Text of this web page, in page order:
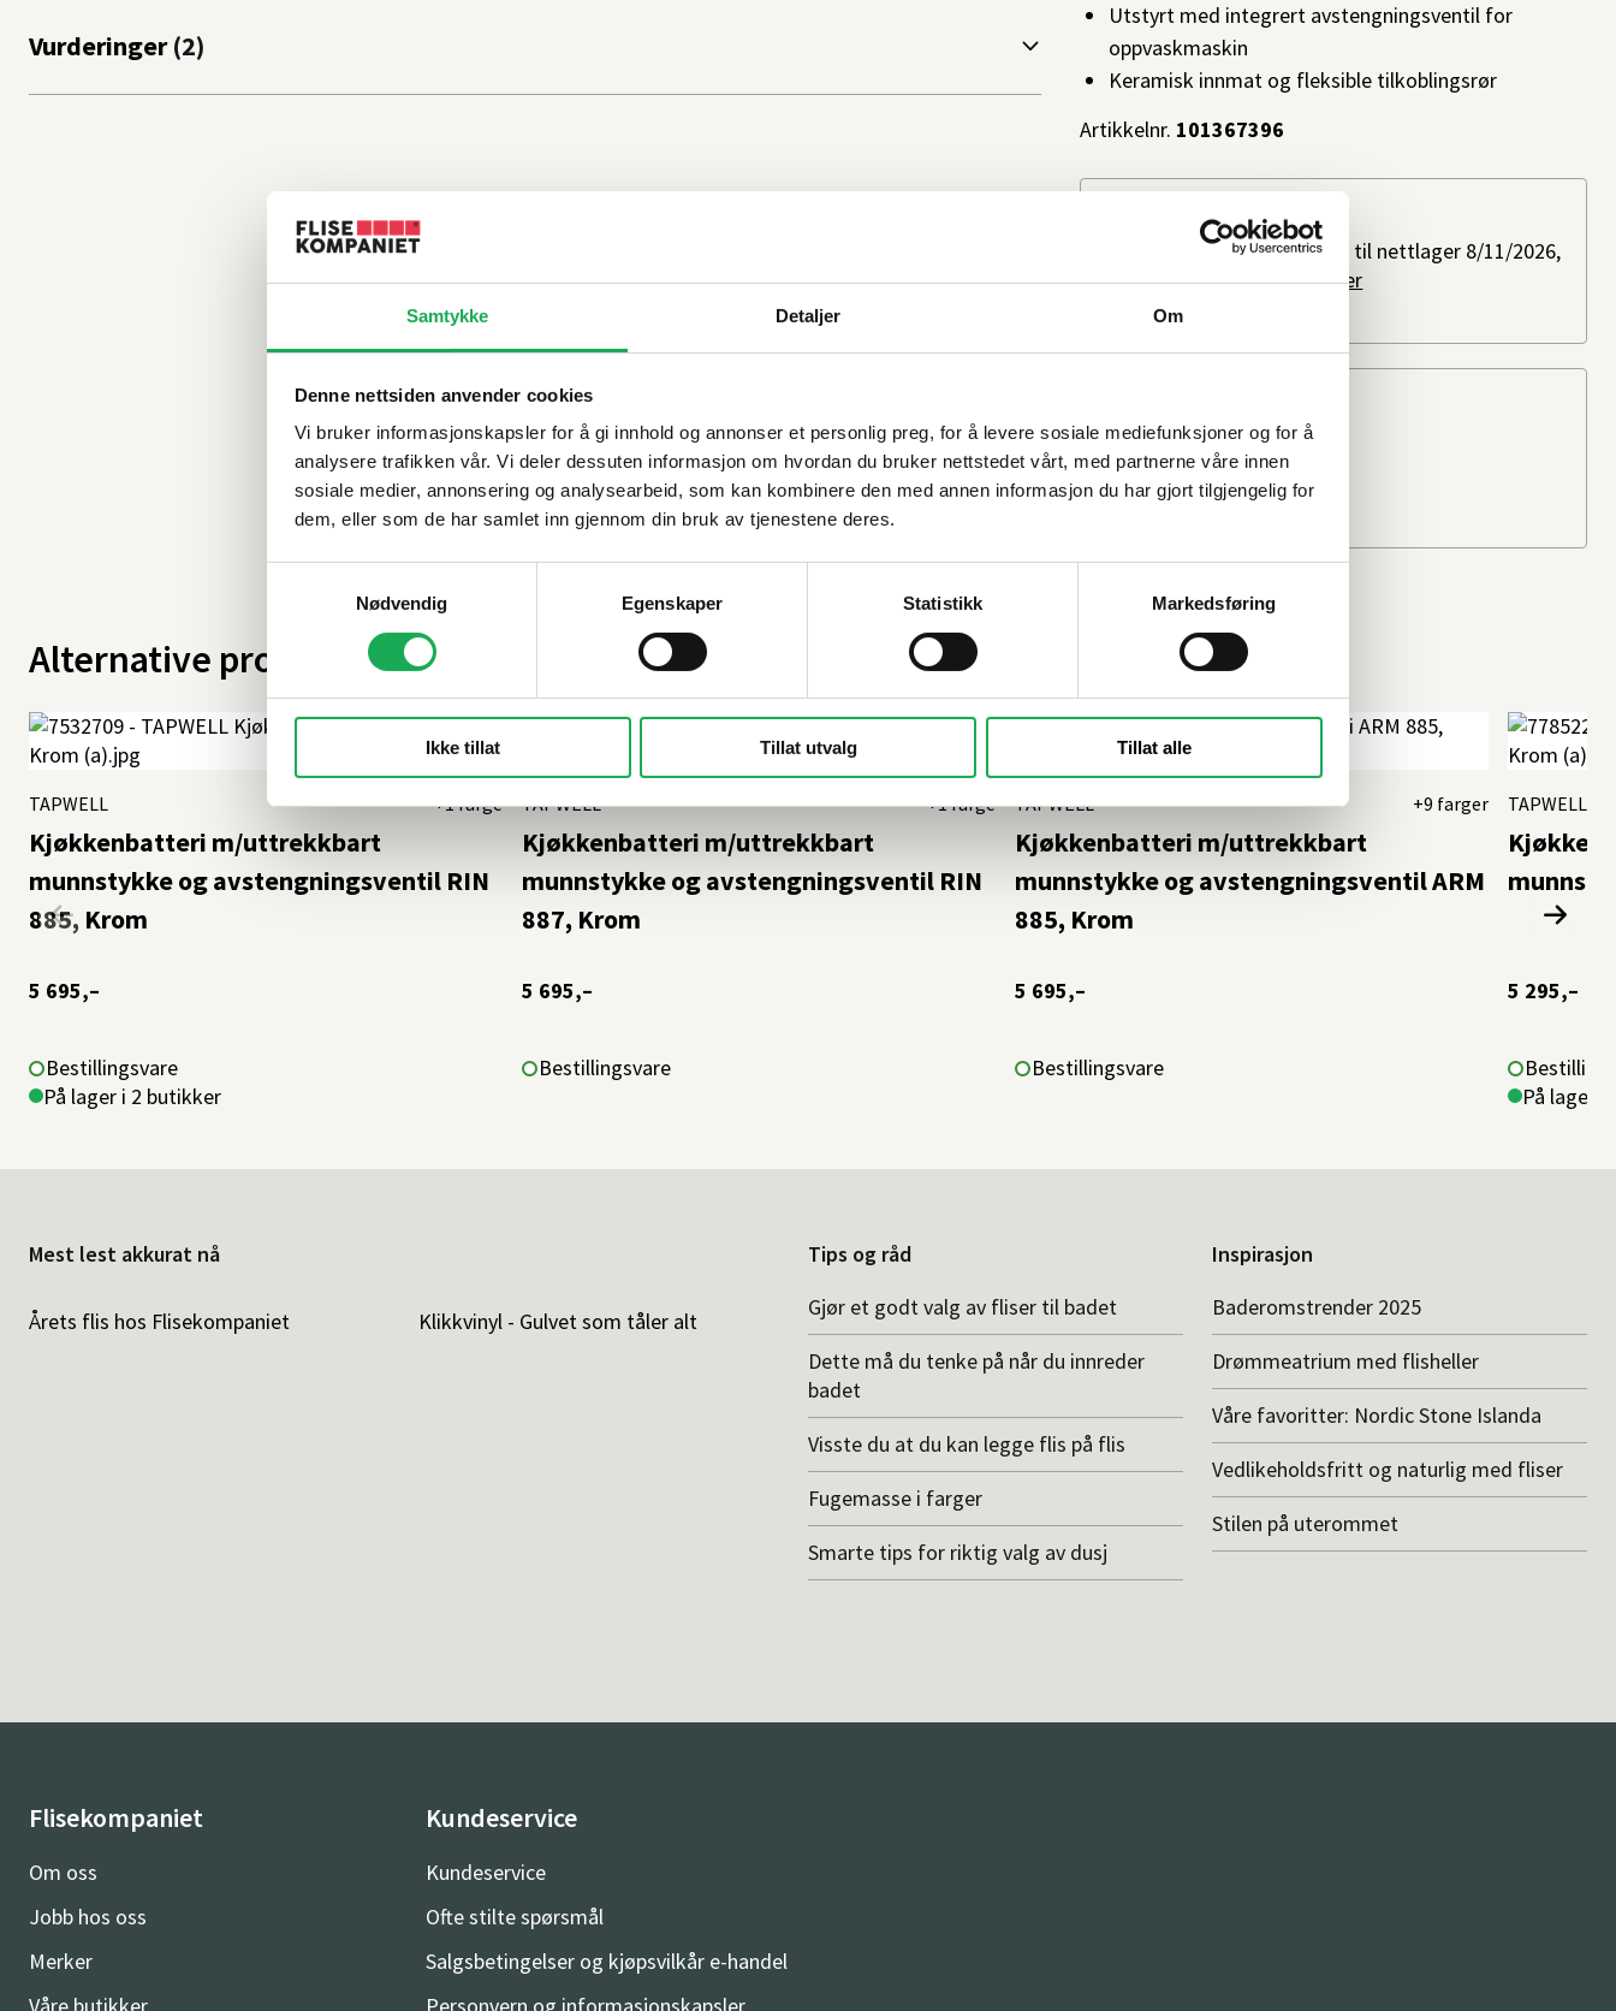
Samtykke Detaljer Om
Denne nettsiden anvender cookies
Vi bruker informasjonskapsler for å gi innhold og annonser et personlig preg, for å levere sosiale mediefunksjoner og for å
analysere trafikken vår. Vi deler dessuten informasjon om hvordan du bruker nettstedet vårt, med partnerne våre innen
sosiale medier, annonsering og analysearbeid, som kan kombinere den med annen informasjon du har gjort tilgjengelig for
dem, eller som de har samlet inn gjennom din bruk av tjenestene deres.
Nødvendig
Egenskaper Statistikk Markedsføring
Ikke tillat Tillat utvalg Tillat alle
Slik kan du få varen
Bestillingsvare: Forventes til nettlager 8/11/2026,
ved bestilling i dag.Les mer
Ikke på lager i butikk
Utstyrt med integrert avstengningsventil for
oppvaskmaskin
Keramisk innmat og fleksible tilkoblingsrør
Artikkelnr. 101367396
Ditt postnummer
Vurderinger
Alternative produkter
Kjøkkenbatteri m/uttrekkbart
munnstykke og avstengningsventil RIN
885, Krom
TAPWELL +1 farge
5 695,–
Bestillingsvare
På lager i 2 butikker
Kjøkkenbatteri m/uttrekkbart
munnstykke og avstengningsventil RIN
887, Krom
TAPWELL +1 farge
5 695,–
Bestillingsvare
Kjøkkenbatteri m/uttrekkbart
munnstykke og avstengningsventil ARM
885, Krom
TAPWELL +9 farger
5 695,–
Bestillingsvare
TAPWELL
5 295,–
På lager i
Mest lest akkurat nå
Årets flis hos Flisekompaniet Klikkvinyl - Gulvet som tåler alt
Tips og råd
Gjør et godt valg av fliser til badet
Dette må du tenke på når du innreder
badet
Visste du at du kan legge flis på flis
Fugemasse i farger
Smarte tips for riktig valg av dusj
Inspirasjon
Baderomstrender 2025
Drømmeatrium med flisheller
Våre favoritter: Nordic Stone Islanda
Vedlikeholdsfritt og naturlig med fliser
Stilen på uterommet
Flisekompaniet
Om oss
Jobb hos oss
Merker
Kundeservice
Kundeservice
Ofte stilte spørsmål
Salgsbetingelser og kjøpsvilkår e-handel